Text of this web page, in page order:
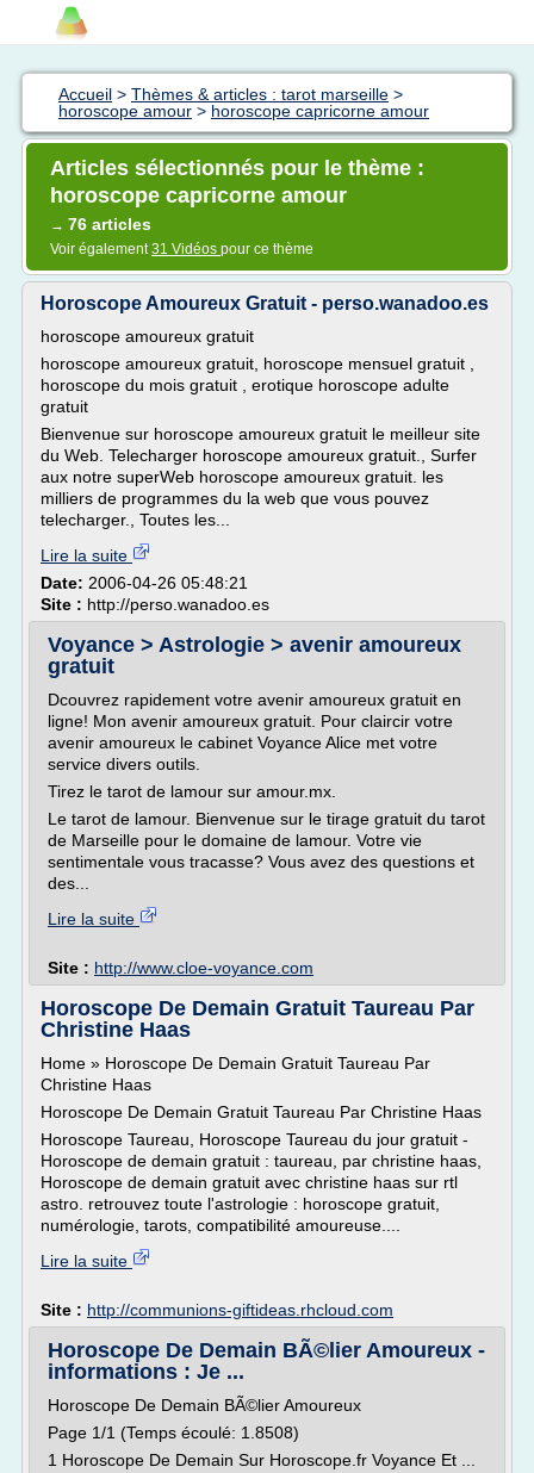
Accueil > Thèmes & articles : tarot marseille >
horoscope amour > horoscope capricorne amour
Articles sélectionnés pour le thème :
horoscope capricorne amour
→ 76 articles
Voir également31 Vidéos pour ce thème
Horoscope Amoureux Gratuit - perso.wanadoo.es
horoscope amoureux gratuit
horoscope amoureux gratuit, horoscope mensuel gratuit ,
horoscope du mois gratuit , erotique horoscope adulte
gratuit
Bienvenue sur horoscope amoureux gratuit le meilleur site
du Web. Telecharger horoscope amoureux gratuit., Surfer
aux notre superWeb horoscope amoureux gratuit. les
milliers de programmes du la web que vous pouvez
telecharger., Toutes les...
Lire la suite
Date: 2006-04-26 05:48:21
Site : http://perso.wanadoo.es
Voyance > Astrologie > avenir amoureux
gratuit
Dcouvrez rapidement votre avenir amoureux gratuit en
ligne! Mon avenir amoureux gratuit. Pour claircir votre
avenir amoureux le cabinet Voyance Alice met votre
service divers outils.
Tirez le tarot de lamour sur amour.mx.
Le tarot de lamour. Bienvenue sur le tirage gratuit du tarot
de Marseille pour le domaine de lamour. Votre vie
sentimentale vous tracasse? Vous avez des questions et
des...
Lire la suite
Site : http://www.cloe-voyance.com
Horoscope De Demain Gratuit Taureau Par
Christine Haas
Home » Horoscope De Demain Gratuit Taureau Par
Christine Haas
Horoscope De Demain Gratuit Taureau Par Christine Haas
Horoscope Taureau, Horoscope Taureau du jour gratuit -
Horoscope de demain gratuit : taureau, par christine haas,
Horoscope de demain gratuit avec christine haas sur rtl
astro. retrouvez toute l'astrologie : horoscope gratuit,
numérologie, tarots, compatibilité amoureuse....
Lire la suite
Site : http://communions-giftideas.rhcloud.com
Horoscope De Demain BÃ©lier Amoureux -
informations : Je ...
Horoscope De Demain BÃ©lier Amoureux
Page 1/1 (Temps écoulé: 1.8508)
1 Horoscope De Demain Sur Horoscope.fr Voyance Et ...